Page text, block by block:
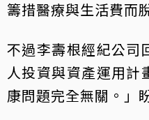
籌措醫療與生活費而
不過李壽根經紀公司
人投資與資產運用計
康問題完全無關。」